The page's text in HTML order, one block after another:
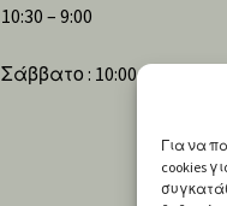
Για να
cookies
10:30 – 9:00
Σάββατο : 10:00 – 4:00